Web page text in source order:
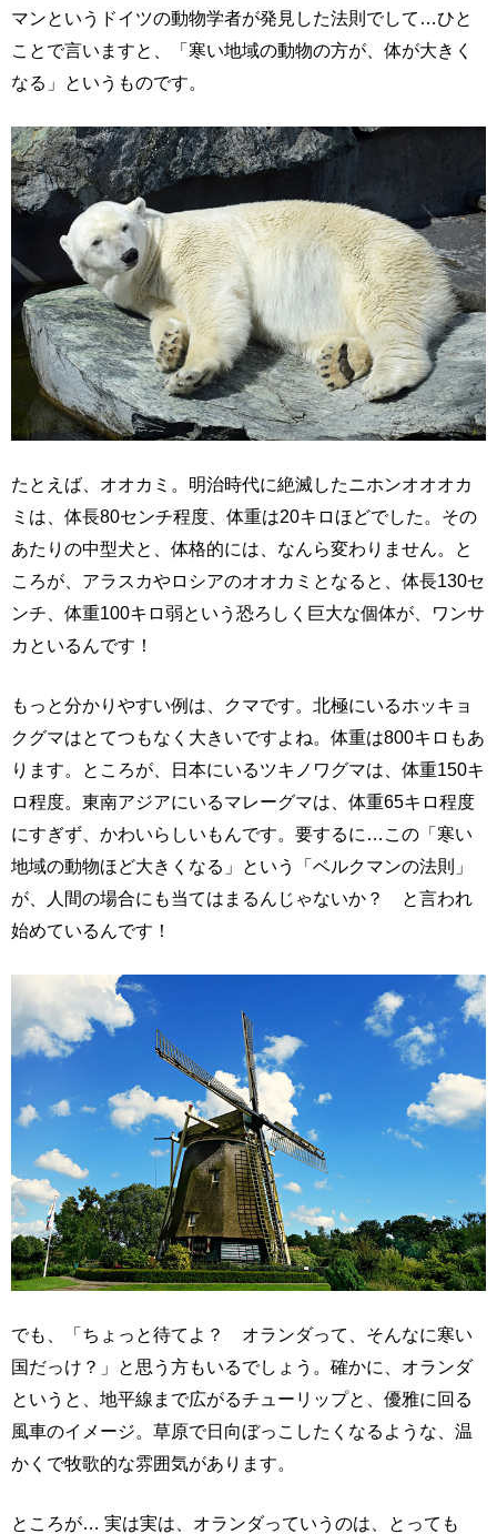
マンというドイツの動物学者が発見した法則でして…ひと
ことで言いますと、「寒い地域の動物の方が、体が大きく
なる」というものです。
たとえば、オオカミ。明治時代に絶滅したニホンオオオカ
ミは、体長80センチ程度、体重は20キロほどでした。その
あたりの中型犬と、体格的には、なんら変わりません。と
ころが、アラスカやロシアのオオカミとなると、体長130セ
ンチ、体重100キロ弱という恐ろしく巨大な個体が、ワンサ
カといるんです！
もっと分かりやすい例は、クマです。北極にいるホッキョ
クグマはとてつもなく大きいですよね。体重は800キロもあ
ります。ところが、日本にいるツキノワグマは、体重150キ
ロ程度。東南アジアにいるマレーグマは、体重65キロ程度
にすぎず、かわいらしいもんです。要するに…この「寒い
地域の動物ほど大きくなる」という「ベルクマンの法則」
が、人間の場合にも当てはまるんじゃないか？ と言われ
始めているんです！
でも、「ちょっと待てよ？ オランダって、そんなに寒い
国だっけ？」と思う方もいるでしょう。確かに、オランダ
というと、地平線まで広がるチューリップと、優雅に回る
風車のイメージ。草原で日向ぼっこしたくなるような、温
かくで牧歌的な雰囲気があります。
ところが… 実は実は、オランダっていうのは、とっても